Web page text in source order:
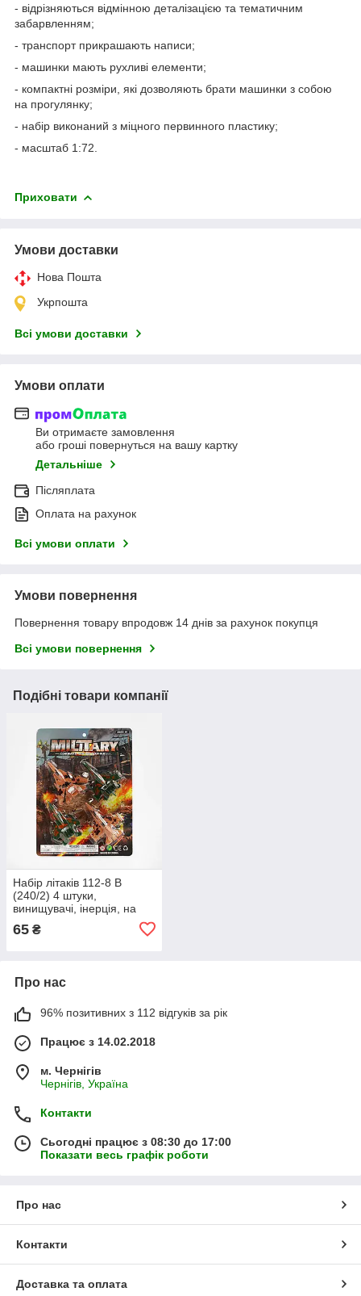
- відрізняються відмінною деталізацією та тематичним
забарвленням;
- транспорт прикрашають написи;
- машинки мають рухливі елементи;
- компактні розміри, які дозволяють брати машинки з собою
на прогулянку;
- набір виконаний з міцного первинного пластику;
- масштаб 1:72.
Приховати
Умови доставки
Нова Пошта
Укрпошта
Всі умови доставки
Умови оплати
Ви отримаєте замовлення
або гроші повернуться на вашу картку
Детальніше
Післяплата
Оплата на рахунок
Всі умови оплати
Умови повернення
Повернення товару впродовж 14 днів за рахунок покупця
Всі умови повернення
Подібні товари компанії
Набір літаків 112-8 B
(240/2) 4 штуки,
винищувачі, інерція, на
65 ₴
Про нас
96% позитивних з 112 відгуків за рік
Працює з 14.02.2018
м. Чернігів
Чернігів, Україна
Контакти
Сьогодні працює з 08:30 до 17:00
Показати весь графік роботи
Про нас
Контакти
Доставка та оплата